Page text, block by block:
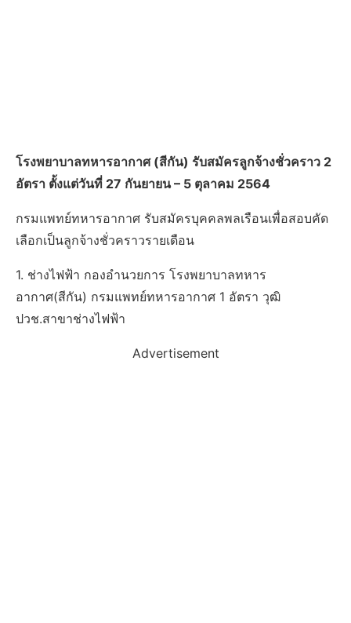
โรงพยาบาลทหารอากาศ (สีกัน) รับสมัครลูกจ้างชั่วคราว 2
อัตรา ตั้งแต่วันที่ 27 กันยายน – 5 ตุลาคม 2564
กรมแพทย์ทหารอากาศ รับสมัครบุคคลพลเรือนเพื่อสอบคัด
เลือกเป็นลูกจ้างชั่วคราวรายเดือน
1. ช่างไฟฟ้า กองอำนวยการ โรงพยาบาลทหาร
อากาศ(สีกัน) กรมแพทย์ทหารอากาศ 1 อัตรา วุฒิ
ปวช.สาขาช่างไฟฟ้า
Advertisement